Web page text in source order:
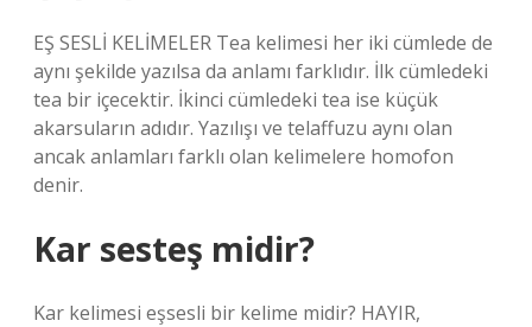
EŞ SESLİ KELİMELER Tea kelimesi her iki cümlede de
aynı şekilde yazılsa da anlamı farklıdır. İlk cümledeki
tea bir içecektir. İkinci cümledeki tea ise küçük
akarsuların adıdır. Yazılışı ve telaffuzu aynı olan
ancak anlamları farklı olan kelimelere homofon
denir.
Kar sesteş midir?
Kar kelimesi eşsesli bir kelime midir? HAYIR,